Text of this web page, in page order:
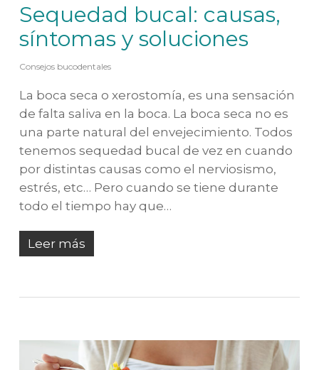
Sequedad bucal: causas,
síntomas y soluciones
Consejos bucodentales
La boca seca o xerostomía, es una sensación
de falta saliva en la boca. La boca seca no es
una parte natural del envejecimiento. Todos
tenemos sequedad bucal de vez en cuando
por distintas causas como el nerviosismo,
estrés, etc… Pero cuando se tiene durante
todo el tiempo hay que…
Leer más